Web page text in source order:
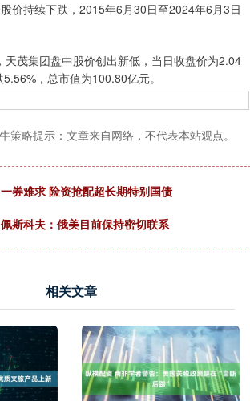
持续下跌，2015年6月30日至2024年6月3日
茂集团盘中股价创出新低，当日收盘价为2.04
，总市值为100.80亿元。
策略提示：文章来自网络，不代表本站观点。
券难求 险资抢配超长期特别国债
斯科夫：俄美目前保持密切联系
相关文章